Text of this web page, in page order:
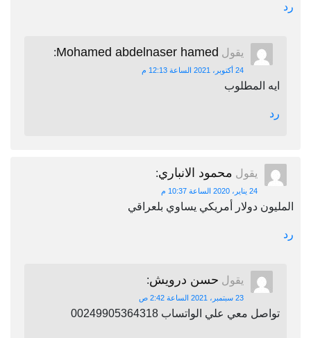
رد
يقول Mohamed abdelnaser hamed
:
24 أكتوبر، 2021 الساعة 12:13 م
ايه المطلوب
رد
يقول محمود الانباري:
24 يناير، 2020 الساعة 10:37 م
المليون دولار أمريكي يساوي بلعراقي
رد
يقول حسن درويش:
23 سبتمبر، 2021 الساعة 2:42 ص
تواصل معي علي الواتساب 00249905364318